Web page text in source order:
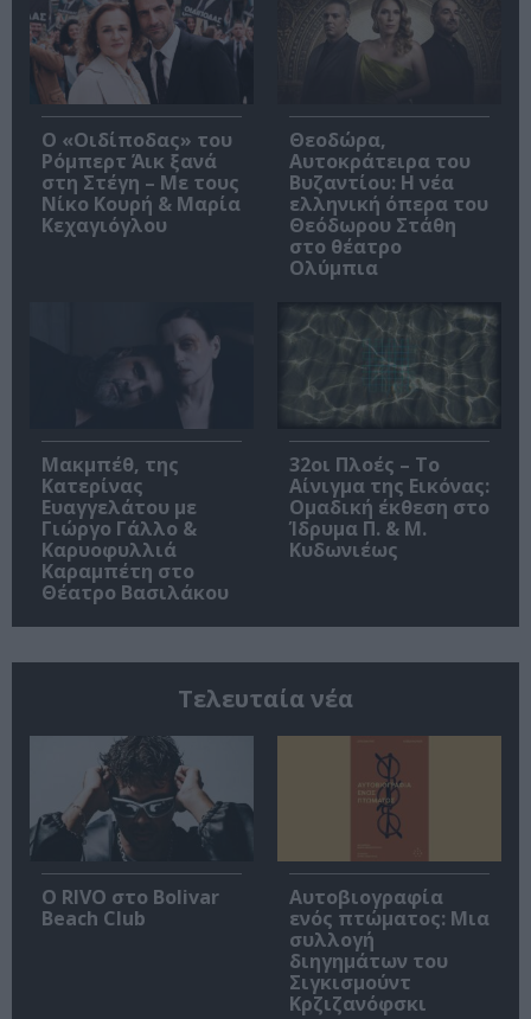
O «Οιδίποδας» του
Ρόμπερτ Άικ ξανά
στη Στέγη – Με τους
Νίκο Κουρή & Μαρία
Κεχαγιόγλου
Θεοδώρα,
Αυτοκράτειρα του
Βυζαντίου: Η νέα
ελληνική όπερα του
Θεόδωρου Στάθη
στο θέατρο
Ολύμπια
Μακμπέθ, της
Κατερίνας
Ευαγγελάτου με
Γιώργο Γάλλο &
Καρυοφυλλιά
Καραμπέτη στο
Θέατρο Βασιλάκου
32οι Πλοές – Το
Αίνιγμα της Εικόνας:
Ομαδική έκθεση στο
Ίδρυμα Π. & Μ.
Κυδωνιέως
Τελευταία νέα
Ο RIVO στο Bolivar
Beach Club
Αυτοβιογραφία
ενός πτώματος: Μια
συλλογή
διηγημάτων του
Σιγκισμούντ
Κρζιζανόφσκι